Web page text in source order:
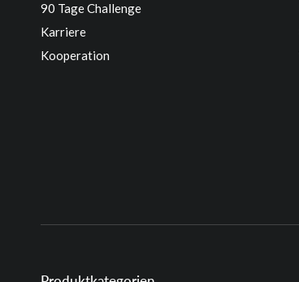
90 Tage Challenge
Karriere
Kooperation